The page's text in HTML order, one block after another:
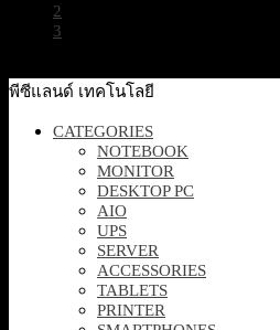
2
3
พีซีแลนด์ เทคโนโลยี
CATEGORIES
NOTEBOOK
MONITOR
DESKTOP PC
AIO
UPS
SERVER
ACCESSORIES
TABLETS
PRINTER